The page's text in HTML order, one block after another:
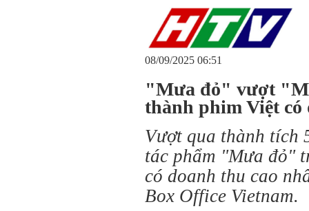
08/09/2025 06:51
"Mưa đỏ" vượt
thành phim Việt có
Vượt qua thành tích
tác phẩm "Mưa đỏ"
có doanh thu cao
Box Office Vietnam.